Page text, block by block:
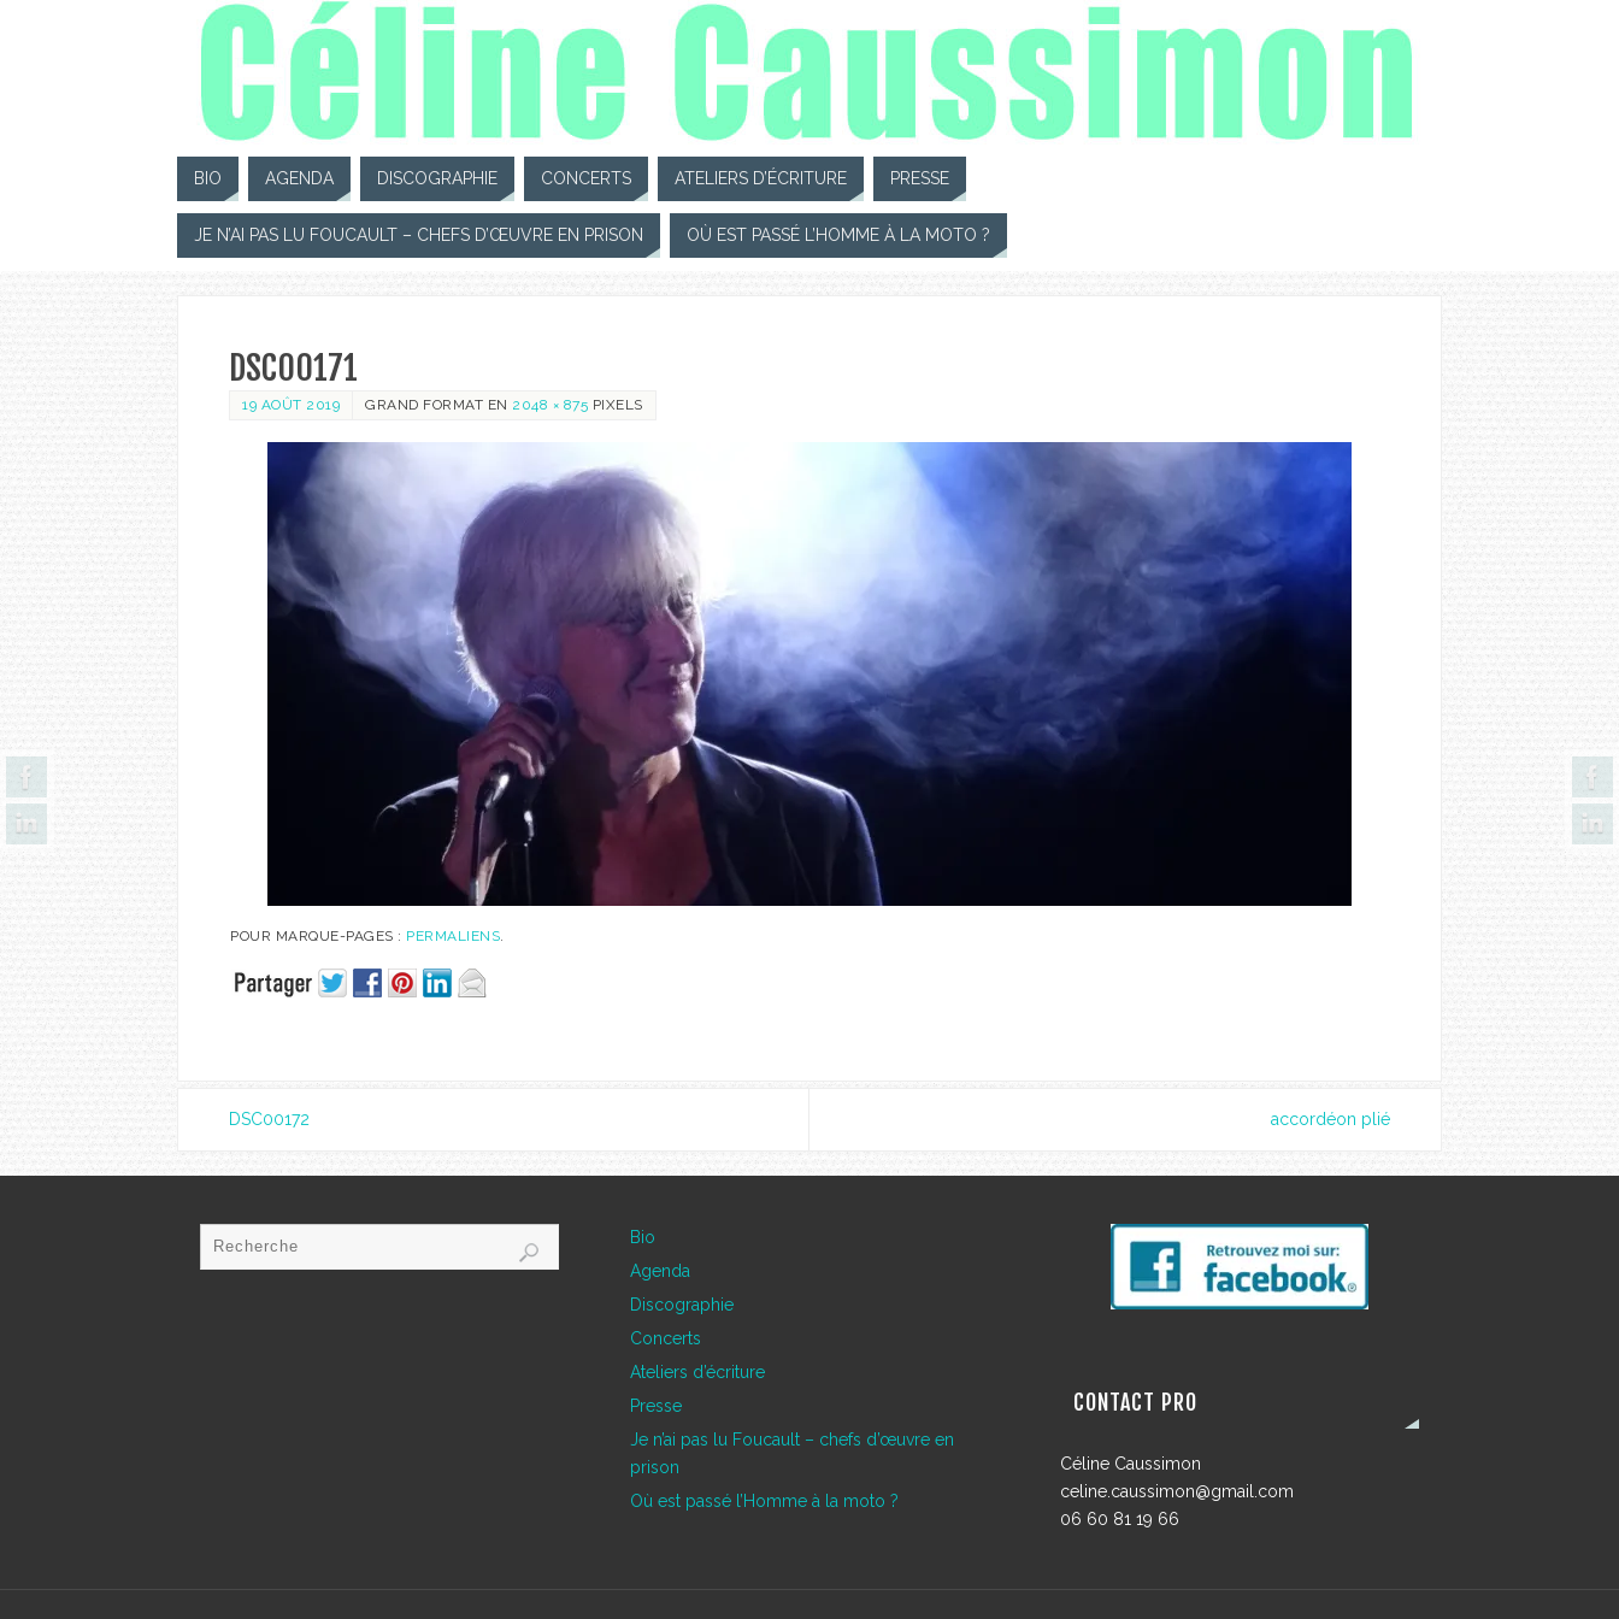
BIO AGENDA DISCOGRAPHIE CONCERTS ATELIERS D’ÉCRITURE PRESSE
JE N’AI PAS LU FOUCAULT – CHEFS D’ŒUVRE EN PRISON OÙ EST PASSÉ L’HOMME À LA MOTO ?
DSC00171
19 AOÛT 2019 GRAND FORMAT EN 2048 × 875 PIXELS
POUR MARQUE-PAGES : PERMALIENS.
DSC00172 accordéon plié
Bio
Agenda
Discographie
Concerts
Ateliers d’écriture
Presse
Je n’ai pas lu Foucault – chefs d’œuvre en
prison
Où est passé l’Homme à la moto ?
CONTACT PRO
Céline Caussimon
celine.caussimon@gmail.com
06 60 81 19 66